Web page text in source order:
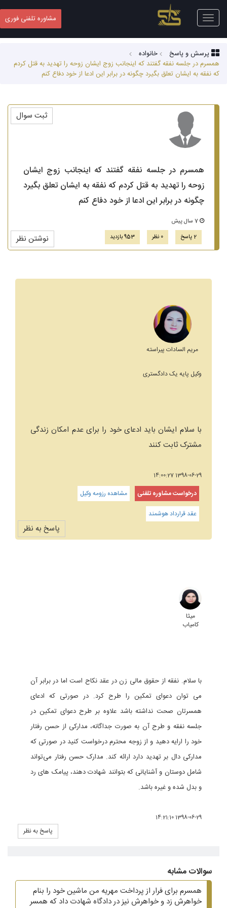
Toggle
navigation
مشاوره تلفنی فوری
پرسش و پاسخ
خانواده
همسرم در جلسه نفقه گفتند که اینجانب زوج ایشان زوحه را تهدید به قتل کردم
که نفقه به ایشان تعلق بگیرد چگونه در برابر این ادعا از خود دفاع کنم
همسرم در جلسه نفقه گفتند که اینجانب زوج ایشان
زوحه را تهدید به قتل کردم که نفقه به ایشان تعلق بگیرد
چگونه در برابر این ادعا از خود دفاع کنم
2 پاسخ
0 نظر 953 بازدید نوشتن نظر
ثبت سوال
مریم السادات پیراسته
وکیل پایه یک دادگستری
با سلام ایشان باید ادعای خود را برای عدم امکان زندگی
مشترک ثابت کنند
1398-06-29 14:00:27
درخواست مشاوره تلفنی
مشاهده رزومه وکیل
عقد قرارداد هوشمند
پاسخ به نظر
میثا
کامیاب
با سلام. نفقه از حقوق مالی زن در عقد نکاح است اما در برابر آن
می توان دعوای تمکین را طرح کرد. در صورتی که ادعای
همسرتان صحت نداشته باشد علاوه بر طرح دعوای تمکین در
جلسه نفقه و طرح آن به صورت جداگانه، مدارکی از حسن رفتار
خود را ارایه دهید و از زوجه محترم درخواست کنید در صورتی که
مدارکی دال بر تهدید دارد ارائه کند. مدارک حسن رفتار می‌تواند
شامل دوستان و آشنایانی که بتوانند شهادت دهند، پیامک های رد
و بدل شده و غیره باشد.
1398-06-29 14:21:10
پاسخ به نظر
سوالات مشابه
همسرم برای فرار از پرداخت مهریه من ماشین خود را بنام
خواهرش زد و خواهرش نیز در دادگاه شهادت داد که همسر